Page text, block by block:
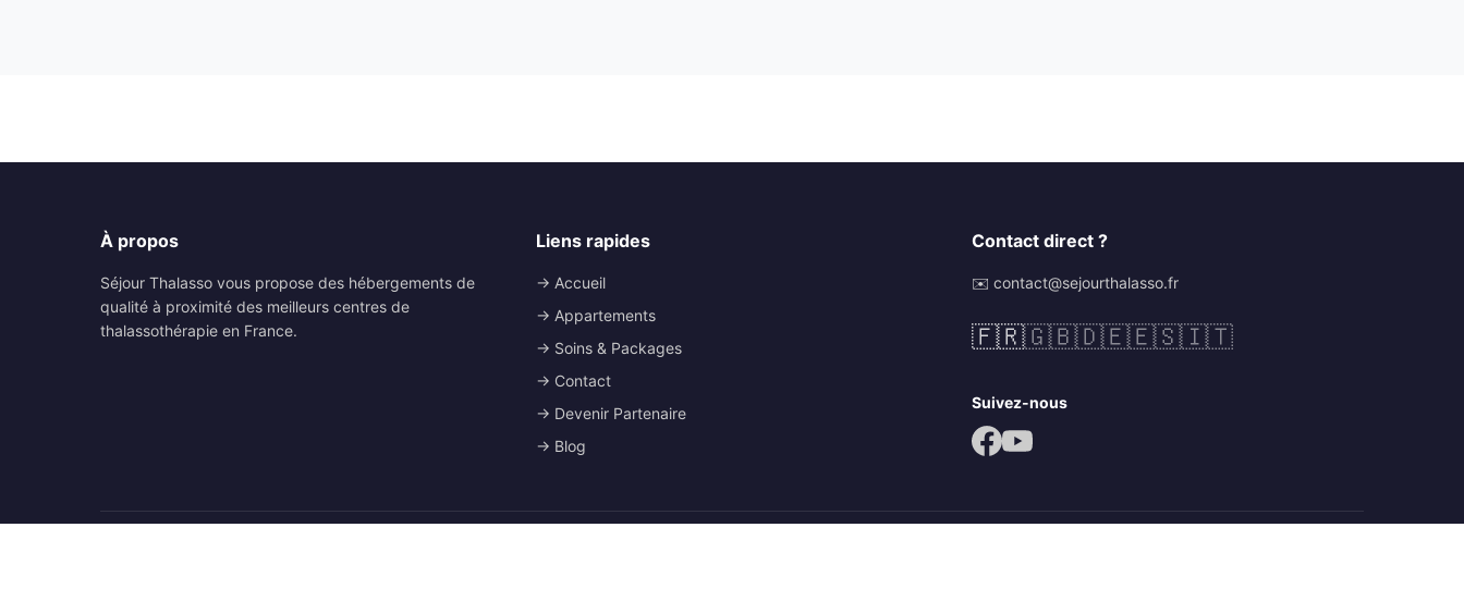
À propos
Séjour Thalasso vous propose des hébergements de
qualité à proximité des meilleurs centres de
thalassothérapie en France.
Liens rapides
→ Accueil
→ Appartements
→ Soins & Packages
→ Contact
→ Devenir Partenaire
→ Blog
Contact direct ?
✉️ contact@sejourthalasso.fr
🇫🇷🇬🇧🇩🇪🇪🇸🇮🇹
Suivez-nous